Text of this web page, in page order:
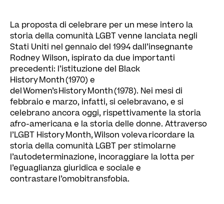
La proposta di celebrare per un mese intero la
storia della comunità LGBT venne lanciata negli
Stati Uniti nel gennaio del 1994 dall’insegnante
Rodney Wilson, ispirato da due importanti
precedenti: l’istituzione del Black
History Month (1970) e
del Women’s History Month (1978). Nei mesi di
febbraio e marzo, infatti, si celebravano, e si
celebrano ancora oggi, rispettivamente la storia
afro-americana e la storia delle donne. Attraverso
l’LGBT History Month, Wilson voleva ricordare la
storia della comunità LGBT per stimolarne
l’autodeterminazione, incoraggiare la lotta per
l’eguaglianza giuridica e sociale e
contrastare l’omobitransfobia.